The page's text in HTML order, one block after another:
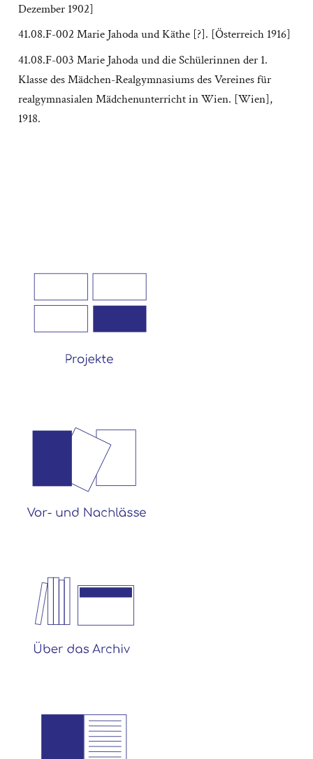
Dezember 1902]
41.08.F-002 Marie Jahoda und Käthe [?]. [Österreich 1916]
41.08.F-003 Marie Jahoda und die Schülerinnen der 1.
Klasse des Mädchen-Realgymnasiums des Vereines für
realgymnasialen Mädchenunterricht in Wien. [Wien],
1918.